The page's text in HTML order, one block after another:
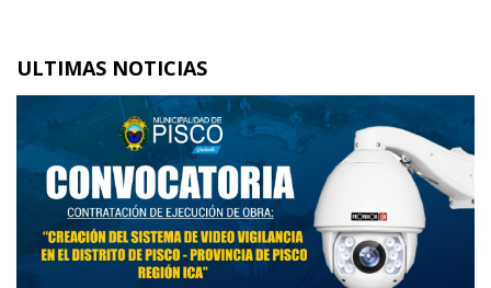
ULTIMAS NOTICIAS